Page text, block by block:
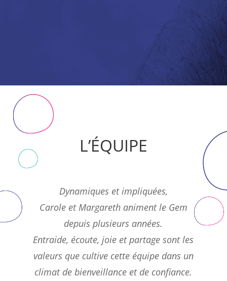
L’ÉQUIPE
Dynamiques et impliquées,
Carole et Margareth animent le Gem
depuis plusieurs années.
Entraide, écoute, joie et partage sont les
valeurs que cultive cette équipe dans un
climat de bienveillance et de confiance.